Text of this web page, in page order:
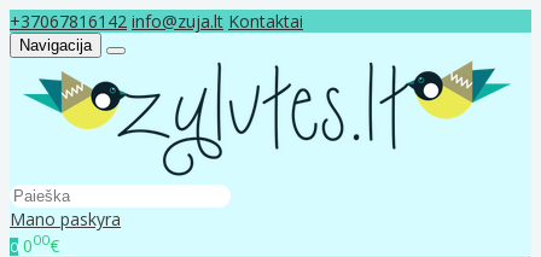
+37067816142 info@zuja.lt Kontaktai
Navigacija
Mano paskyra
0 000€